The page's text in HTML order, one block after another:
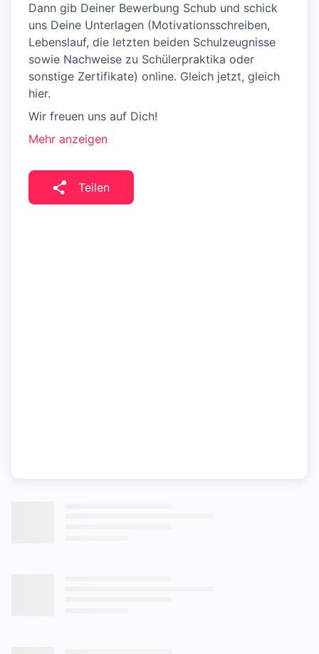
Dann gib Deiner Bewerbung Schub und schick
uns Deine Unterlagen (Motivationsschreiben,
Lebenslauf, die letzten beiden Schulzeugnisse
sowie Nachweise zu Schülerpraktika oder
sonstige Zertifikate) online. Gleich jetzt, gleich
hier.
Wir freuen uns auf Dich!
Mehr anzeigen
Teilen